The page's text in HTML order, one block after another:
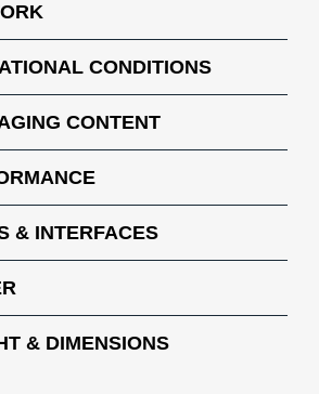
CONDITIONS
CONTENT
& INTERFACES
& DIMENSIONS